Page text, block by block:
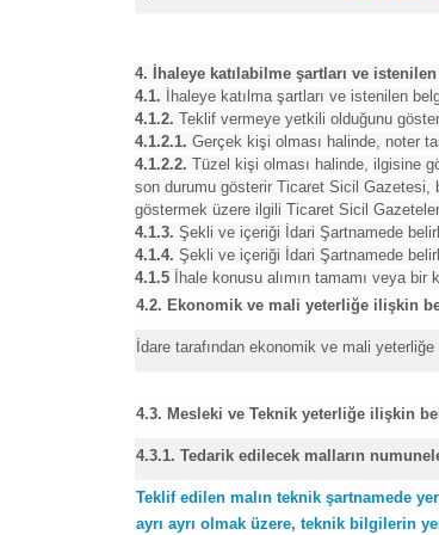
4. İhaleye katılabilme şartları ve
4.1. İhaleye katılma şartları ve istenilen
4.1.2. Teklif vermeye yetkili olduğunu
4.1.2.1. Gerçek kişi olması halinde, noter
4.1.2.2. Tüzel kişi olması halinde, ilgisine
son durumu gösterir Ticaret Sicil Gazetesi,
göstermek üzere ilgili Ticaret Sicil
4.1.3. Şekli ve içeriği İdari Şartnamede
4.1.4. Şekli ve içeriği İdari Şartnamede
4.1.5 İhale konusu alımın tamamı veya bir
4.2. Ekonomik ve mali yeterliğe ilişkin
İdare tarafından ekonomik ve mali
4.3. Mesleki ve Teknik yeterliğe ilişkin
4.3.1. Tedarik edilecek malların
Teklif edilen malın teknik şartnamede
ayrı ayrı olmak üzere, teknik bilgilerin